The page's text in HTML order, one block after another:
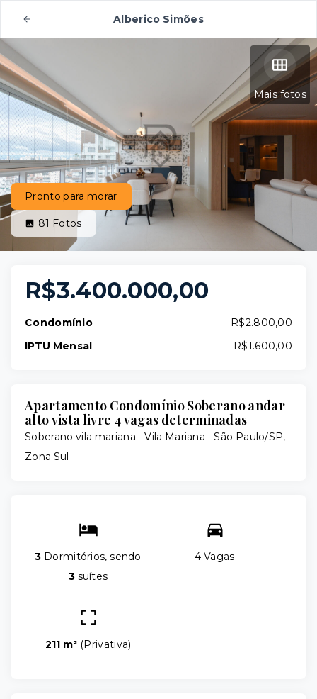
Alberico Simões
Mais fotos
Pronto para morar
81 Fotos
R$3.400.000,00
Condomínio
R$2.800,00
IPTU Mensal
R$1.600,00
Apartamento Condomínio Soberano andar
alto vista livre 4 vagas determinadas
Soberano vila mariana -Vila Mariana - São Paulo/SP,
Zona Sul
3 Dormitórios, sendo
3suítes
4 Vagas
211 m² (Privativa)